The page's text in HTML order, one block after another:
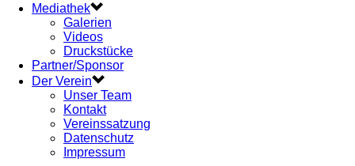
Mediathek
Galerien
Videos
Druckstücke
Partner/Sponsor
Der Verein
Unser Team
Kontakt
Vereinssatzung
Datenschutz
Impressum